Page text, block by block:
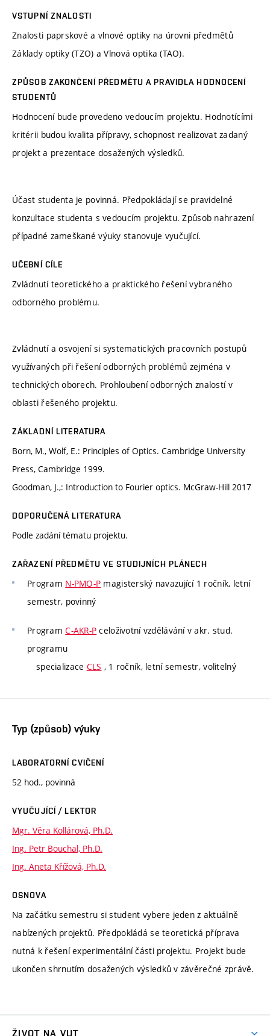
VSTUPNÍ ZNALOSTI
Znalosti paprskové a vlnové optiky na úrovni předmětů
Základy optiky (TZO) a Vlnová optika (TAO).
ZPŮSOB ZAKONČENÍ PŘEDMĚTU A PRAVIDLA HODNOCENÍ
STUDENTŮ
Hodnocení bude provedeno vedoucím projektu. Hodnotícími
kritérii budou kvalita přípravy, schopnost realizovat zadaný
projekt a prezentace dosažených výsledků.
Účast studenta je povinná. Předpokládají se pravidelné
konzultace studenta s vedoucím projektu. Způsob nahrazení
případné zameškané výuky stanovuje vyučující.
UČEBNÍ CÍLE
Zvládnutí teoretického a praktického řešení vybraného
odborného problému.
Zvládnutí a osvojení si systematických pracovních postupů
využívaných při řešení odborných problémů zejména v
technických oborech. Prohloubení odborných znalostí v
oblasti řešeného projektu.
ZÁKLADNÍ LITERATURA
Born, M., Wolf, E.: Principles of Optics. Cambridge University
Press, Cambridge 1999.
Goodman, J.,: Introduction to Fourier optics. McGraw-Hill 2017
DOPORUČENÁ LITERATURA
Podle zadání tématu projektu.
ZAŘAZENÍ PŘEDMĚTU VE STUDIJNÍCH PLÁNECH
Program N-PMO-P magisterský navazující 1 ročník, letní
semestr, povinný
ProgramC-AKR-P celoživotní vzdělávání v akr. stud.
programu
specializace CLS , 1 ročník, letní semestr, volitelný
Typ (způsob) výuky
LABORATORNÍ CVIČENÍ
52 hod., povinná
VYUČUJÍCÍ / LEKTOR
Mgr. Věra Kollárová, Ph.D.
Ing. Petr Bouchal, Ph.D.
Ing. Aneta Křížová, Ph.D.
OSNOVA
Na začátku semestru si student vybere jeden z aktuálně
nabízených projektů. Předpokládá se teoretická příprava
nutná k řešení experimentální části projektu. Projekt bude
ukončen shrnutím dosažených výsledků v závěrečné zprávě.
ŽIVOT NA VUT